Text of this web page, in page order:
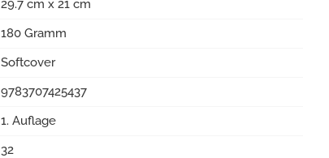
29.7 cm x 21 cm
180 Gramm
Softcover
9783707425437
1. Auflage
32